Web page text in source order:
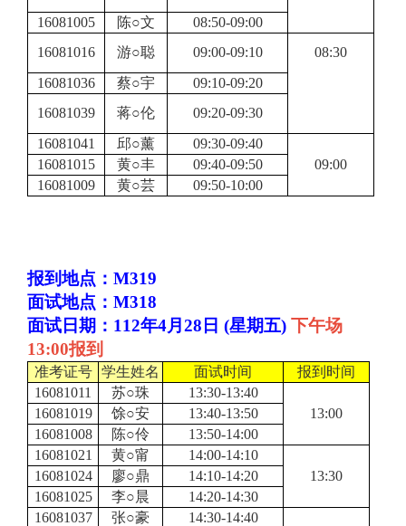
16081005
陈○文
08:50-09:00
16081016
游○聪 09:00-09:10
08:30
16081036
蔡○宇
09:10-09:20
16081039
蒋○伦
09:20-09:30
16081041
邱○薰
09:30-09:40
09:00
16081015 黄○丰
09:40-09:50
16081009
黄○芸 09:50-10:00
报到地点：M319
面试地点：M318
面试日期：112年4月28日 (星期五) 下午场
13:00报到
准考证号 学生姓名 面试时间
报到时间
16081011
苏○珠
13:30-13:40
13:00
16081019 馀○安
13:40-13:50
16081008
陈○伶
13:50-14:00
16081021
黄○甯
14:00-14:10
13:30
16081024 廖○鼎
14:10-14:20
16081025
李○晨
14:20-14:30
16081037
张○豪
14:30-14:40